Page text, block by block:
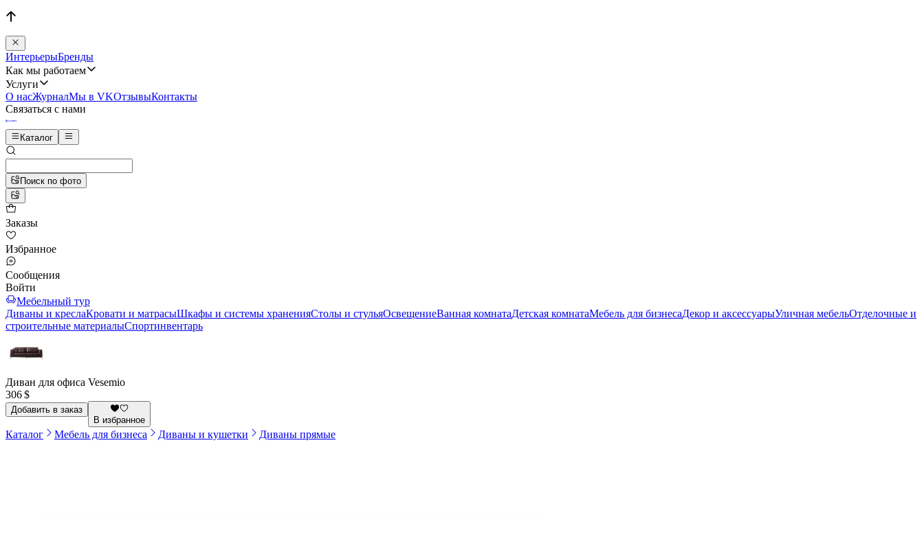
ИнтерьерыБренды
Как мы работаем
Услуги
О насЖурналМы в VKОтзывыКонтакты
Связаться с нами
Каталог
Поиск по фото
Заказы
Избранное
Сообщения
Войти
Мебельный тур
Диваны и креслаКровати и матрасыШкафы и системы храненияСтолы и стульяОсвещениеВанная комнатаДетская комнатаМебель для бизнесаДекор и аксессуарыУличная мебельОтделочные и
строительные материалыСпортинвентарь
Диван для офиса Vesemio
306 $
Добавить в заказ
В избранное
Каталог Мебель для бизнеса Диваны и кушетки Диваны прямые